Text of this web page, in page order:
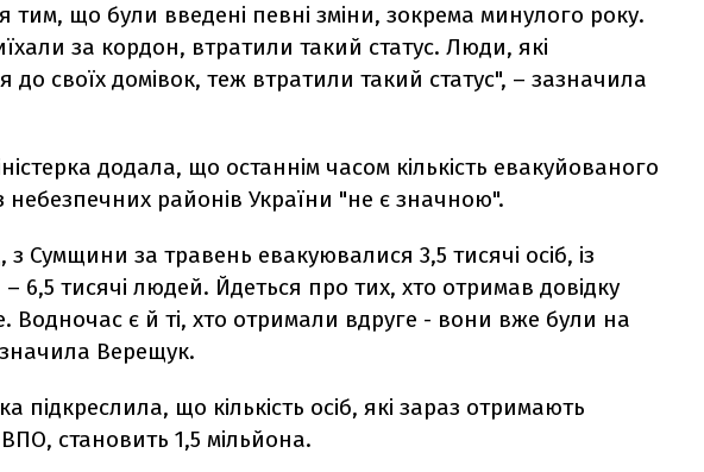
тим, що були введені певні зміни, зокрема минулого року.
за кордон, втратили такий статус. Люди, які
до своїх домівок, теж втратили такий статус", – зазначила
додала, що останнім часом кількість евакуйованого
небезпечних районів України "не є значною".
Сумщини за травень евакуювалися 3,5 тисячі осіб, із
6,5 тисячі людей. Йдеться про тих, хто отримав довідку
Водночас є й ті, хто отримали вдруге - вони вже були на
Верещук.
підкреслила, що кількість осіб, які зараз отримають
становить 1,5 мільйона.